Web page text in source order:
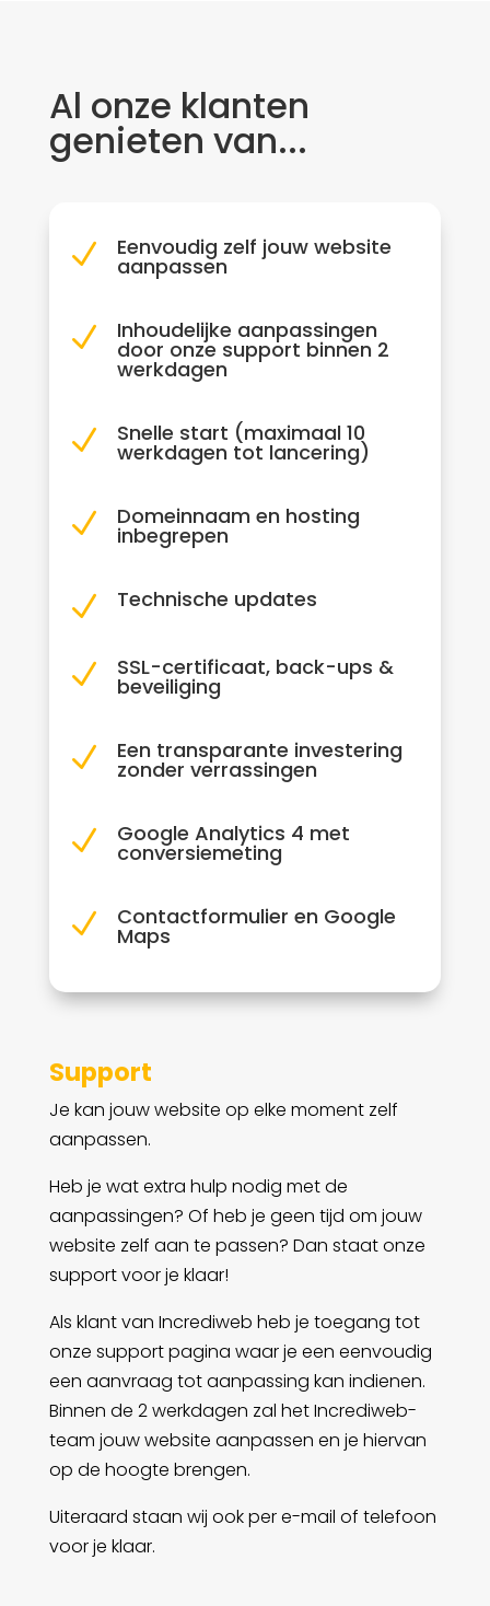
Al onze klanten
genieten van...
N Eenvoudig zelf jouw website
aanpassen
N Inhoudelijke aanpassingen
door onze support binnen 2
werkdagen
N Snelle start (maximaal 10
werkdagen tot lancering)
N Domeinnaam en hosting
inbegrepen
N Technische updates
N SSL-certificaat, back-ups &
beveiliging
N Een transparante investering
zonder verrassingen
N Google Analytics 4 met
conversiemeting
N Contactformulier en Google
Maps
Support
Je kan jouw website op elke moment zelf
aanpassen.
Heb je wat extra hulp nodig met de
aanpassingen? Of heb je geen tijd om jouw
website zelf aan te passen? Dan staat onze
support voor je klaar!
Als klant van Incrediweb heb je toegang tot
onze support pagina waar je een eenvoudig
een aanvraag tot aanpassing kan indienen.
Binnen de 2 werkdagen zal het Incrediweb-
team jouw website aanpassen en je hiervan
op de hoogte brengen.
Uiteraard staan wij ook per e-mail of telefoon
voor je klaar.